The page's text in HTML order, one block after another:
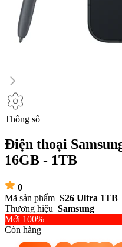
Thông số
Điện thoại
16GB - 1TB
0
Mã sản phẩm S26 Ultra 1TB
Thương hiệu Samsung
Mới 100%
Còn hàng